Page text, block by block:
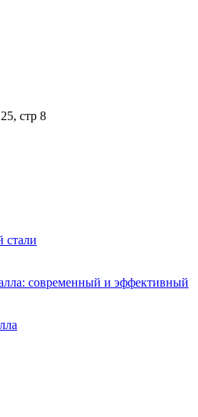
стр 8
стали
современный и эффективный